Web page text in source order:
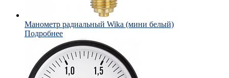
Манометр радиальный Wika (мини белый)
Подробнее